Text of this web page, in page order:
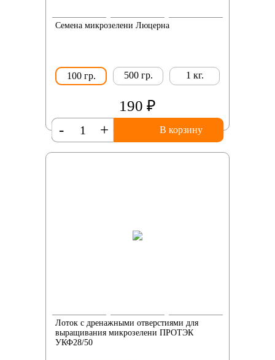
Семена микрозелени Люцерна
100 гр. 500 гр. 1 кг.
190 ₽
+
- В корзину
Лоток с дренажными отверстиями для
выращивания микрозелени ПРОТЭК
УКФ28/50